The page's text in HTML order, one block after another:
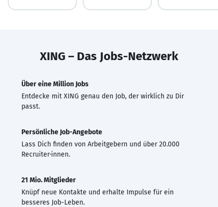
XING – Das Jobs-Netzwerk
Über eine Million Jobs
Entdecke mit XING genau den Job, der wirklich zu Dir
passt.
Persönliche Job-Angebote
Lass Dich finden von Arbeitgebern und über 20.000
Recruiter·innen.
21 Mio. Mitglieder
Knüpf neue Kontakte und erhalte Impulse für ein
besseres Job-Leben.